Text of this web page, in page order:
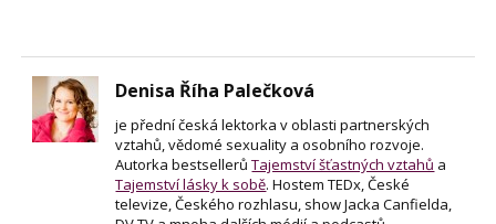
Denisa Říha Palečková
je přední česká lektorka v oblasti partnerských
vztahů, vědomé sexuality a osobního rozvoje.
Autorka bestsellerůTajemství šťastných vztahů a
Tajemství lásky k sobě. Hostem TEDx, České
televize, Českého rozhlasu, show Jacka Canfielda,